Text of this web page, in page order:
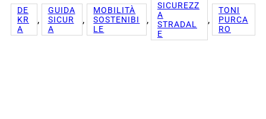
DE
KR
A
,
GUIDA
SICUR
A
,
MOBILITÀ
SOSTENIBI
LE
,
SICUREZZ
A
STRADAL
E
,
TONI
PURCA
RO